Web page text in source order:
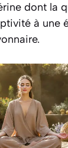
dont la
à une